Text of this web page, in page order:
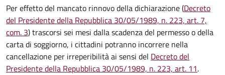
Per effetto del mancato rinnovo della dichiarazione (Decreto
del Presidente della Repubblica 30/05/1989, n. 223, art. 7,
com. 3) trascorsi sei mesi dalla scadenza del permesso o della
carta di soggiorno, i cittadini potranno incorrere nella
cancellazione per irreperibilità ai sensi del Decreto del
Presidente della Repubblica 30/05/1989, n. 223, art. 11.